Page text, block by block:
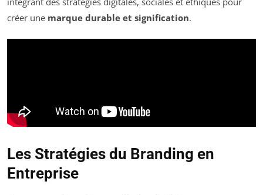
créer une marque durable et signification.
Les Stratégies du Branding en
Entreprise